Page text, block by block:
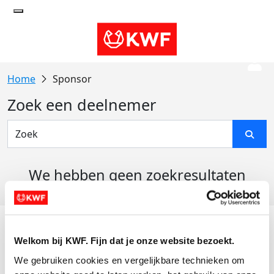
Welkom bij KWF. Fijn dat je onze website bezoekt.
We gebruiken cookies en vergelijkbare technieken om
Sponsor
Zoek een deelnemer
We hebben geen zoekresultaten
Actiematerialen
Evenementen